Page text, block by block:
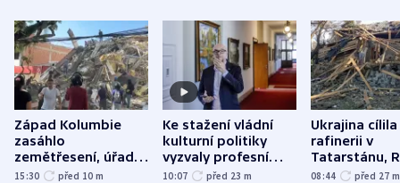
Západ Kolumbie
zasáhlo
zemětřesení, úřady
hlásí přes sto obětí
15:30 před 10 m
Ke stažení vládní
kulturní politiky
vyzvaly profesní
organizace, spolky i
10:07 před 23 m
Ukrajina cílila
rafinerii v
Tatarstánu,
útočilo na
08:44 před 27 m